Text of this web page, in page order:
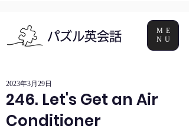
パズル英会話
ME
NU
246. Let's Get an Air
Conditioner
2023年3月29日